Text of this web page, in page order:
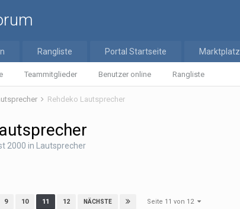
Teammitglieder Benutzer online Rangliste
Rangliste Portal Startseite Marktplatz
Rehdeko Lautsprecher
2000 in Lautsprecher
9 10 11 12 NÄCHSTE Seite 11 von 12